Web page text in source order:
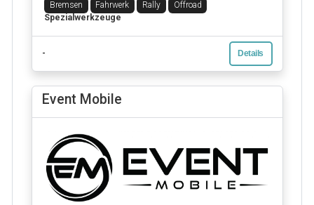
Bremsen
Fahrwerk Rally
Offroad
Spezialwerkzeuge
- Details
Event Mobile